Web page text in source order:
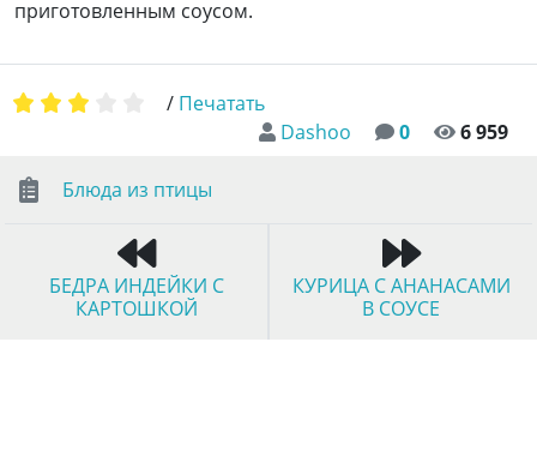
приготовленным соусом.
Dashoo 0 6 959
/ Печатать
Блюда из птицы
БЕДРА ИНДЕЙКИ С
КАРТОШКОЙ
КУРИЦА С АНАНАСАМИ
В СОУСЕ